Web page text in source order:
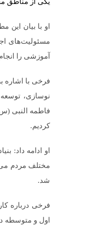
او با بیان این
مسئولیت‌های
آموزشی را
فرخی با اشاره
نوسازی،
فاطمه النبی
کردیم.
او ادامه داد:
مختلف مردم
شد.
فرخی درباره
اول و متوسطه